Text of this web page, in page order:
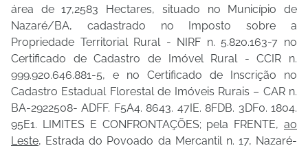
área de 17,2583 Hectares, situado no Município de
Nazaré/BA, cadastrado no Imposto sobre a
Propriedade Territorial Rural - NIRF n. 5.820.163-7 no
Certificado de Cadastro de Imóvel Rural - CCIR n.
999.920.646.881-5, e no Certificado de Inscrição no
Cadastro Estadual Florestal de Imóveis Rurais – CAR n.
BA-2922508- ADFF. F5A4. 8643. 47IE. 8FDB. 3DF0. 1804.
95E1. LIMITES E CONFRONTAÇÕES; pela FRENTE, ao
Leste, Estrada do Povoado da Mercantil n. 17, Nazaré-